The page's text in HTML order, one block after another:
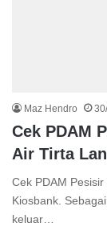
Maz Hendro
Cek PDAM
Air Tirta
Cek PDAM
Kiosbank.
keluar…